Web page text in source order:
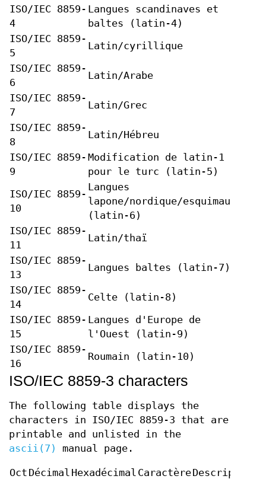
ISO/IEC 8859-
4
Langues scandinaves et
baltes (latin-4)
ISO/IEC 8859-
5
Latin/cyrillique
ISO/IEC 8859-
6
Latin/Arabe
ISO/IEC 8859-
7
Latin/Grec
ISO/IEC 8859-
8
Latin/Hébreu
ISO/IEC 8859-
9
Modification de latin-1
pour le turc (latin-5)
ISO/IEC 8859-
10
Langues
lapone/nordique/esquimau
(latin-6)
ISO/IEC 8859-
11
Latin/thaï
ISO/IEC 8859-
13
Langues baltes (latin-7)
ISO/IEC 8859-
14
Celte (latin-8)
ISO/IEC 8859-
15
Langues d'Europe de
l'Ouest (latin-9)
ISO/IEC 8859-
16
Roumain (latin-10)
ISO/IEC 8859-3 characters
The following table displays the
characters in ISO/IEC 8859-3 that are
printable and unlisted in the
ascii(7)
manual page.
Oct Décimal Hexadécimal CaractèreDescription